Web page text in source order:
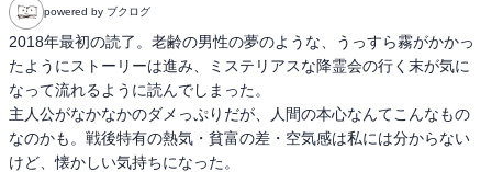
powered by ブクログ
2018年最初の読了。老齢の男性の夢のような、うっすら霧がかかっ
たようにストーリーは進み、ミステリアスな降霊会の行く末が気に
なって流れるように読んでしまった。
主人公がなかなかのダメっぷりだが、人間の本心なんてこんなもの
なのかも。戦後特有の熱気・貧富の差・空気感は私には分からない
けど、懐かしい気持ちになった。